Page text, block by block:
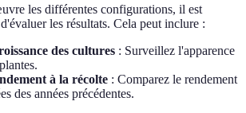
les différentes configurations, il est
les résultats. Cela peut inclure :
des cultures : Surveillez l'apparence
à la récolte : Comparez le rendement
des années précédentes.